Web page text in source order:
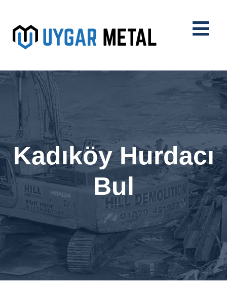
Kadıköy Hurdacı
Bul